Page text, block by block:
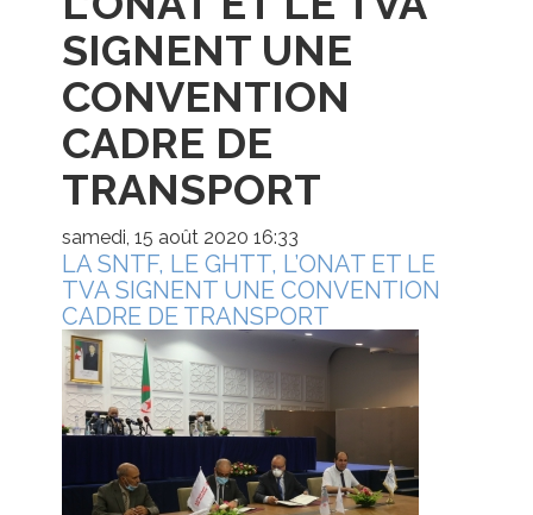
SIGNENT UNE
CONVENTION
CADRE DE
TRANSPORT
samedi, 15 août 2020 16:33
LA SNTF, LE GHTT, L’ONAT ET LE
TVA SIGNENT UNE CONVENTION
CADRE DE TRANSPORT